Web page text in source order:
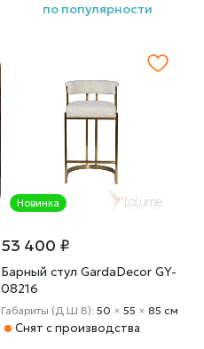
по популярности
Новинка
53 400 ₽
Барный стул GardaDecor GY-
08216
Габариты (Д Ш В): 50 × 55 × 85 cм
Снят с производства